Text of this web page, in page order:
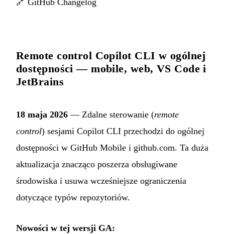
🔗 GitHub Changelog
Remote control Copilot CLI w ogólnej
dostępności — mobile, web, VS Code i
JetBrains
18 maja 2026 — Zdalne sterowanie (remote
control) sesjami Copilot CLI przechodzi do ogólnej
dostępności w GitHub Mobile i github.com. Ta duża
aktualizacja znacząco poszerza obsługiwane
środowiska i usuwa wcześniejsze ograniczenia
dotyczące typów repozytoriów.
Nowości w tej wersji GA: